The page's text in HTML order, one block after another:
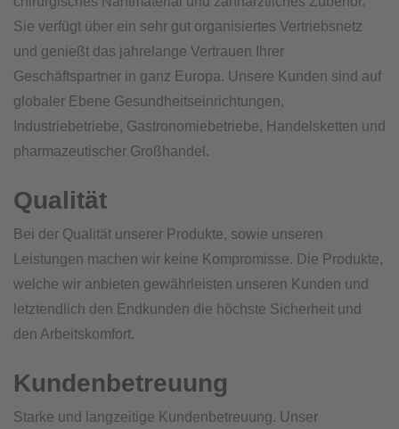
Sie verfügt über ein sehr gut organisiertes Vertriebsnetz
und genießt das jahrelange Vertrauen Ihrer
Geschäftspartner in ganz Europa. Unsere Kunden sind auf
globaler Ebene Gesundheitseinrichtungen,
Industriebetriebe, Gastronomiebetriebe, Handelsketten und
pharmazeutischer Großhandel.
Qualität
Bei der Qualität unserer Produkte, sowie unseren
Leistungen machen wir keine Kompromisse. Die Produkte,
welche wir anbieten gewährleisten unseren Kunden und
letztendlich den Endkunden die höchste Sicherheit und
den Arbeitskomfort.
Kundenbetreuung
Starke und langzeitige Kundenbetreuung. Unser